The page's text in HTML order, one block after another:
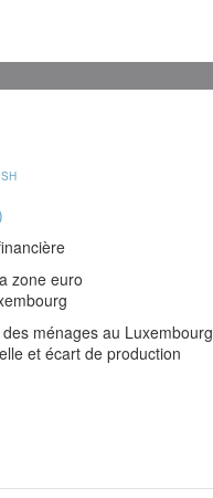
zone euro
ménages au Luxembourg
et écart de production